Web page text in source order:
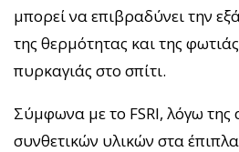
μπορεί να επιβραδύνει την
της θερμότητας και της
πυρκαγιάς στο σπίτι.
Σύμφωνα με το FSRI, λόγω της
συνθετικών υλικών στα